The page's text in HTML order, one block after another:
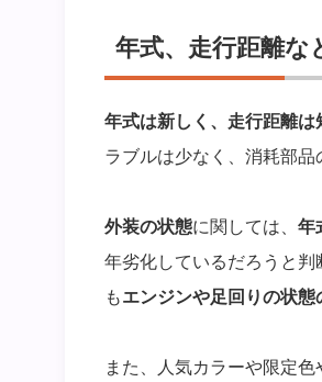
年式、走行距離な
年式は新しく、走行距離
ラブルは少なく、消耗部品
外装の状態に関しては、 年
年劣化しているだろうと判
もエンジンや足回りの状態
また、人気カラーや限定